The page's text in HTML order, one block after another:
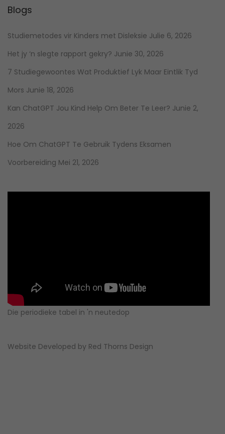
Blogs
Studiemetodes vir Kinders met Disleksie Julie 6, 2026
Het jy ‘n slegte rapport gekry? Junie 30, 2026
7 Studiegewoontes Wat Produktief Lyk Maar Eintlik Tyd
Mors Junie 18, 2026
Kan ChatGPT Jou Kind Help Om Beter Te Leer? Junie 2,
2026
Hoe Om ChatGPT Te Gebruik Tydens Eksamen
Voorbereiding Mei 21, 2026
Die periodieke tabel in 'n neutedop
Website Developed by Red Thorns Design